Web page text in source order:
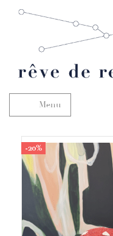
Skifte navigation
Menu
-20%